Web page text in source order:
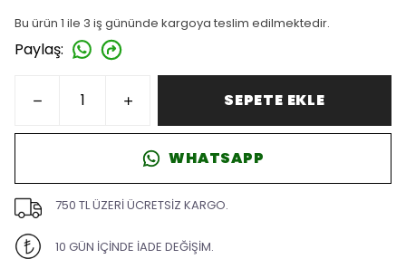
Bu ürün 1 ile 3 iş gününde kargoya teslim edilmektedir.
Paylaş:
SEPETE EKLE
WHATSAPP
750 TL ÜZERİ ÜCRETSİZ KARGO.
10 GÜN İÇİNDE İADE DEĞİŞİM.